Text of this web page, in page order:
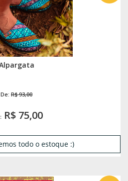
De: R$ 93,00
R$ 75,00
todo o estoque :)